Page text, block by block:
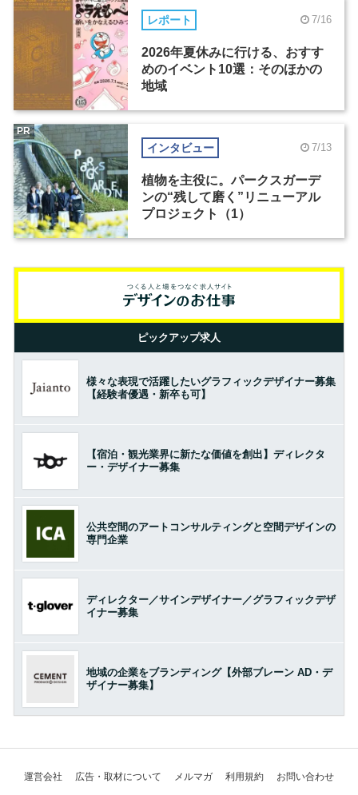
レポート 7/16
2026年夏休みに行ける、おすす
めのイベント10選：そのほかの
地域
インタビュー 7/13
植物を主役に。パークスガーデ
ンの“残して磨く”リニューアル
プロジェクト（1）
PR
ピックアップ求人
様々な表現で活躍したいグラフィックデザイナー募集
【経験者優遇・新卒も可】
【宿泊・観光業界に新たな価値を創出】ディレクタ
ー・デザイナー募集
公共空間のアートコンサルティングと空間デザインの
専門企業
ディレクター／サインデザイナー／グラフィックデザ
イナー募集
地域の企業をブランディング【外部ブレーン AD・デ
ザイナー募集】
運営会社 広告・取材について メルマガ 利用規約 お問い合わせ